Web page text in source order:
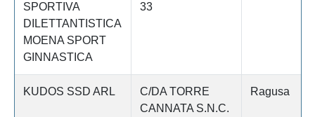
SPORTIVA
DILETTANTISTICA
MOENA SPORT
GINNASTICA
33
KUDOS SSD ARL
C/DA TORRE
CANNATA S.N.C.
Ragusa